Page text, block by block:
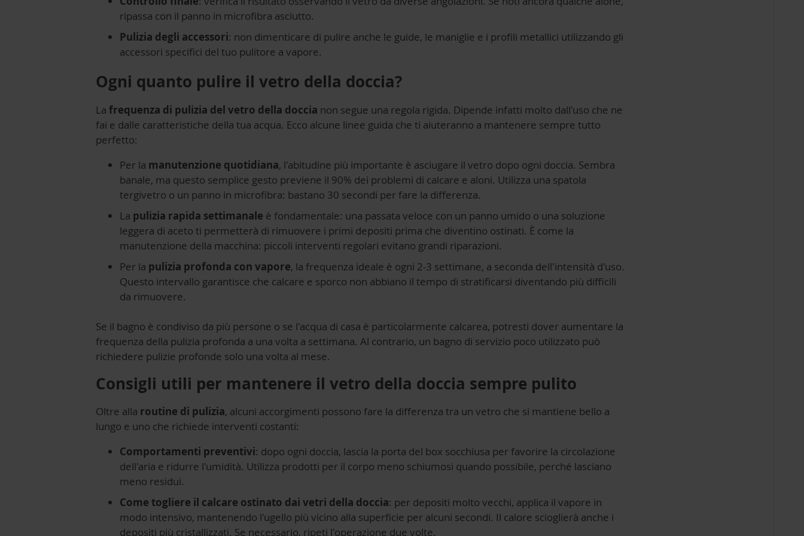
ripassa con il panno in microfibra asciutto.
Pulizia degli accessori: non dimenticare di pulire anche le guide, le maniglie e i profili metallici utilizzando gli
accessori specifici del tuo pulitore a vapore.
Ogni quanto pulire il vetro della doccia?
La frequenza di pulizia del vetro della doccia non segue una regola rigida. Dipende infatti molto dall'uso che ne
fai e dalle caratteristiche della tua acqua. Ecco alcune linee guida che ti aiuteranno a mantenere sempre tutto
perfetto:
Per la manutenzione quotidiana, l'abitudine più importante è asciugare il vetro dopo ogni doccia. Sembra
banale, ma questo semplice gesto previene il 90% dei problemi di calcare e aloni. Utilizza una spatola
tergivetro o un panno in microfibra: bastano 30 secondi per fare la differenza.
La pulizia rapida settimanale è fondamentale: una passata veloce con un panno umido o una soluzione
leggera di aceto ti permetterà di rimuovere i primi depositi prima che diventino ostinati. È come la
manutenzione della macchina: piccoli interventi regolari evitano grandi riparazioni.
Per la pulizia profonda con vapore, la frequenza ideale è ogni 2-3 settimane, a seconda dell'intensità d'uso.
Questo intervallo garantisce che calcare e sporco non abbiano il tempo di stratificarsi diventando più difficili
da rimuovere.
Se il bagno è condiviso da più persone o se l'acqua di casa è particolarmente calcarea, potresti dover aumentare la
frequenza della pulizia profonda a una volta a settimana. Al contrario, un bagno di servizio poco utilizzato può
richiedere pulizie profonde solo una volta al mese.
Consigli utili per mantenere il vetro della doccia sempre pulito
Oltre alla routine di pulizia, alcuni accorgimenti possono fare la differenza tra un vetro che si mantiene bello a
lungo e uno che richiede interventi costanti:
Comportamenti preventivi: dopo ogni doccia, lascia la porta del box socchiusa per favorire la circolazione
dell'aria e ridurre l'umidità. Utilizza prodotti per il corpo meno schiumosi quando possibile, perché lasciano
meno residui.
Come togliere il calcare ostinato dai vetri della doccia: per depositi molto vecchi, applica il vapore in
modo intensivo, mantenendo l'ugello più vicino alla superficie per alcuni secondi. Il calore scioglierà anche i
depositi più cristallizzati. Se necessario, ripeti l'operazione due volte.